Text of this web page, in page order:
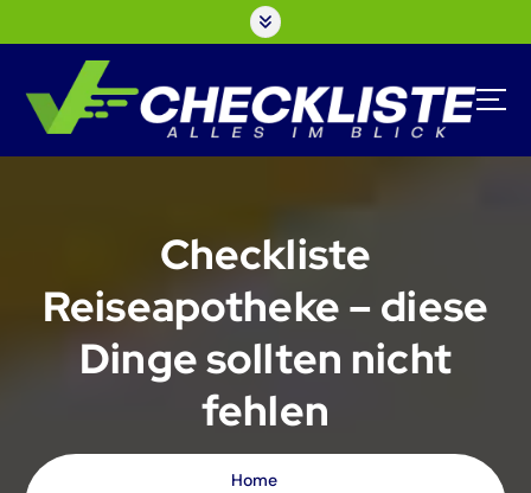
Checkliste
Reiseapotheke – diese
Dinge sollten nicht
fehlen
Home